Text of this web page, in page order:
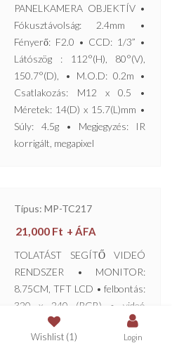
PANELKAMERA OBJEKTÍV •
Fókusztávolság: 2.4mm •
Fényerő: F2.0 • CCD: 1/3” •
Látószög : 112°(H), 80°(V),
150.7°(D), • M.O.D: 0.2m •
Csatlakozás: M12 x 0.5 •
Méretek: 14(D) x 15.7(L)mm •
Súly: 4.5g • Megjegyzés: IR
korrigált, megapixel
Típus: MP-TC217
21,000 Ft + ÁFA
TOLATÁST SEGÍTŐ VIDEÓ
RENDSZER • MONITOR:
8.75CM, TFT LCD • felbontás:
320 x 240 (RGB) • videó
bemenet: 1Vpp, 75Ω, RCA,
CVBS • videó raszter a tolatás
Wishlist (1) Login